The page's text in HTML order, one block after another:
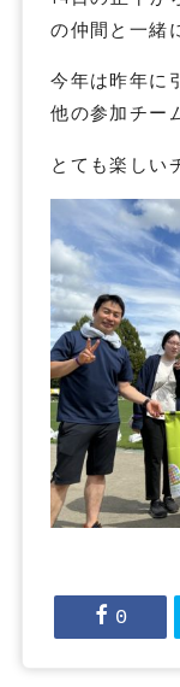
の仲間と一緒
今年は昨年に
他の参加チー
とても楽しい
0